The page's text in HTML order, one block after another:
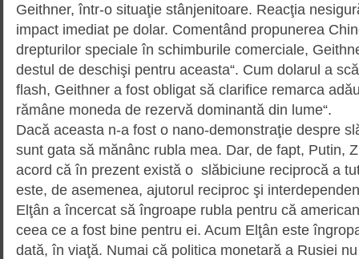
Geithner, într-o situaţie stânje­ni­toare. Reacţia
impact imediat pe dolar. Comen­tând propunerea
drepturilor speciale în schimburile comerciale,
destul de deschişi pentru aceas­ta“. Cum dolarul a
flash, Geithner a fost obligat să clarifice remarca
rămâne moneda de rezervă dominantă din lume“.
Dacă aceasta n-a fost o nano-de­mons­traţie despre
sunt gata să mănânc rubla mea. Dar, de fapt, Putin,
acord că în prezent există o slăbiciune reciprocă a
este, de asemenea, ajutorul reciproc şi
Elţân a încercat să în­groape rubla pentru că
ceea ce a fost bine pentru ei. Acum Elţân este
dată, în viaţă. Numai că politica monetară a Rusiei